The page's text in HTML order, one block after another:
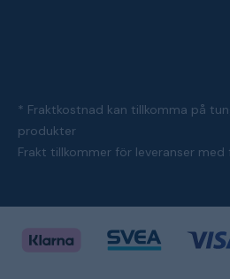
* Fraktkostnad kan tillkomma på
produkter
Frakt tillkommer för leveranser